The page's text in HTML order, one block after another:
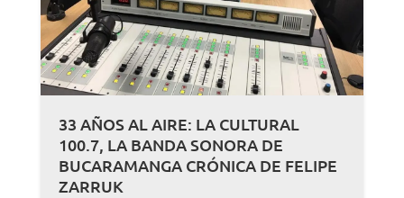
33 AÑOS AL AIRE: LA CULTURAL
100.7, LA BANDA SONORA DE
BUCARAMANGA CRÓNICA DE FELIPE
ZARRUK